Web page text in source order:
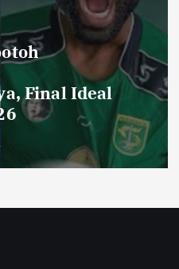
Final Ideal